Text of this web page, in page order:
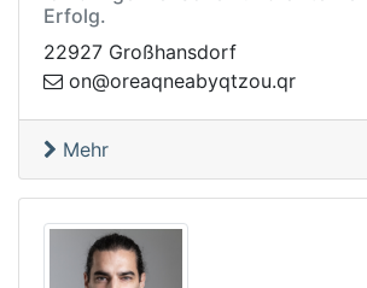
Erfolg.
22927 Großhansdorf
rq.uozt
qybaenqaero@no
Mehr